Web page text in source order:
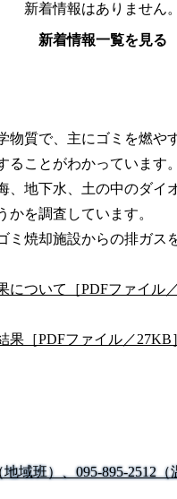
新着情報はありません。
新着情報一覧を見る
質で、主にゴミを燃や
ることがわかっています。
地下水、土の中のダイ
を調査しています。
焼却施設からの排ガス
ついて［PDFファイル／
［PDFファイル／27KB
域班）、095-895-2512（